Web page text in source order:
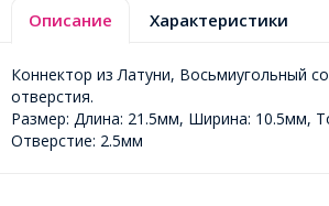
Описание Характеристики
Коннектор из Латуни, Восьмиугольный
отверстия.
Размер: Длина: 21.5мм, Ширина: 10.5мм,
Отверстие: 2.5мм